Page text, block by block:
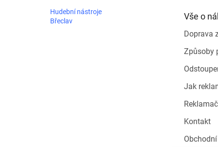
Hudební nástroje
Břeclav
Vše o
Doprava
Způsoby
Jak
Kontakt